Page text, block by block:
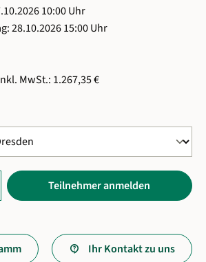
10:00 Uhr
28.10.2026 15:00 Uhr
MwSt.: 1.267,35 €
Gib den gewünschten Wert
Teilnehmer anmelden
Ihr Kontakt zu uns